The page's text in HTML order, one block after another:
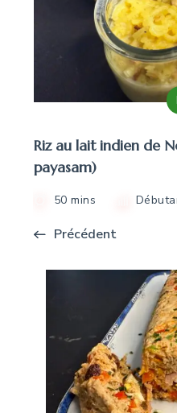
Riz au lait indien de
payasam)
50 mins
Précédent